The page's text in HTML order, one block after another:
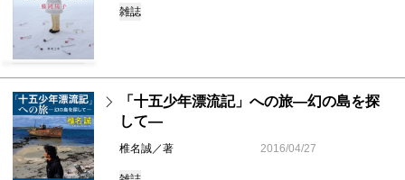
雑誌
「十五少年漂流記」への旅―幻の島を探
して―
椎名誠／著 2016/04/27